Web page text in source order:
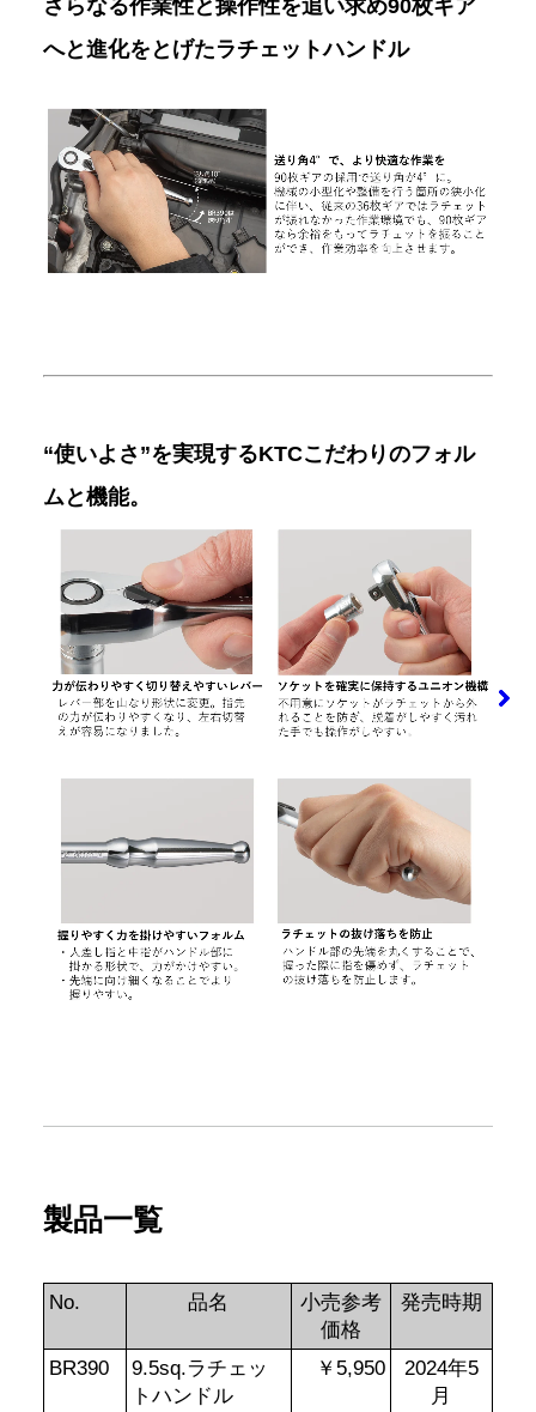
さらなる作業性と操作性を追い求め90枚ギア
へと進化をとげたラチェットハンドル
“使いよさ”を実現するKTCこだわりのフォル
ムと機能。
製品一覧
No. 品名
小売参考
価格
発売時期
BR390
9.5sq.ラチェッ
トハンドル
￥5,950
2024年5
月